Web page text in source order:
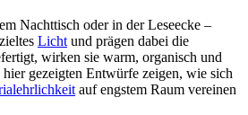
Nachttisch oder in der Leseecke –
Lichtund prägen dabei die
wirken sie warm, organisch und
gezeigten Entwürfe zeigen, wie sich
auf engstem Raum vereinen